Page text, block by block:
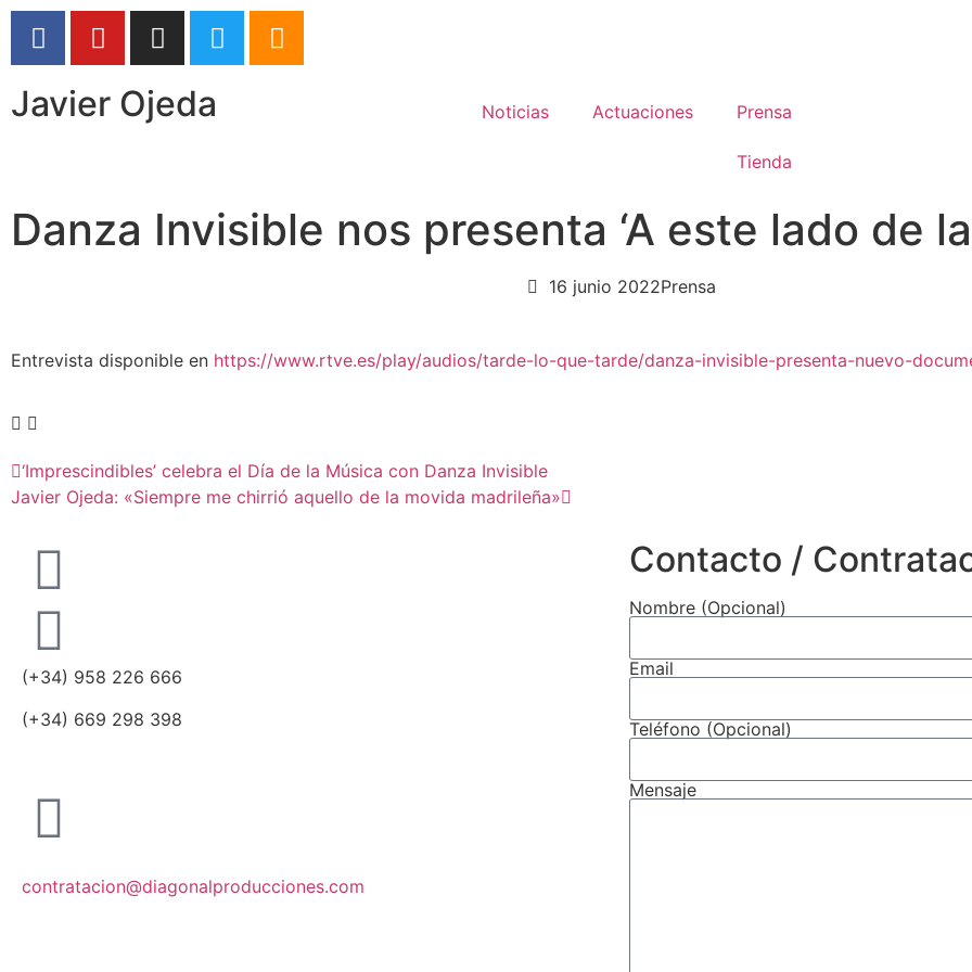
Javier Ojeda Noticias Actuaciones Prensa
Tienda
Danza Invisible nos presenta ‘A este lado de
16 junio 2022Prensa
Entrevista disponible en https://www.rtve.es/play/audios/tarde-lo-que-tarde/danza-invisible-presenta-nuevo-
‘Imprescindibles’ celebra el Día de la Música con Danza Invisible
Javier Ojeda: «Siempre me chirrió aquello de la movida madrileña»
(+34) 958 226 666
(+34) 669 298 398
contratacion@diagonalproducciones.com
Contacto /
Nombre (Opcional)
Email
Teléfono (Opcional)
Mensaje